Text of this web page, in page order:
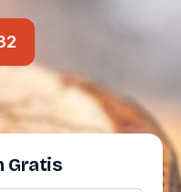
Gratis